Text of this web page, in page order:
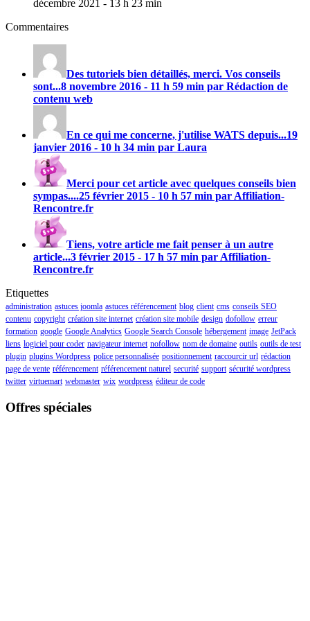
décembre 2021 - 13 h 23 min
Commentaires
Des tutoriels bien détaillés, merci. Vos conseils
sont...8 novembre 2016 - 11 h 59 min par Rédaction de
contenu web
En ce qui me concerne, j'utilise WATS depuis...19
janvier 2016 - 10 h 34 min par Laura
Merci pour cet article avec quelques conseils bien
sympas....25 février 2015 - 10 h 57 min par Affiliation-
Rencontre.fr
Tiens, votre article me fait penser à un autre
article...3 février 2015 - 17 h 57 min par Affiliation-
Rencontre.fr
Etiquettes
administration astuces joomla astuces référencement blog client cms conseils SEO
contenu copyright création site internet création site mobile design dofollow erreur
formation google Google Analytics Google Search Console hébergement image JetPack
liens logiciel pour coder navigateur internet nofollow nom de domaine outils outils de test
plugin plugins Wordpress police personnalisée positionnement raccourcir url rédaction
page de vente référencement référencement naturel securité support sécurité wordpress
twitter virtuemart webmaster wix wordpress éditeur de code
Offres spéciales